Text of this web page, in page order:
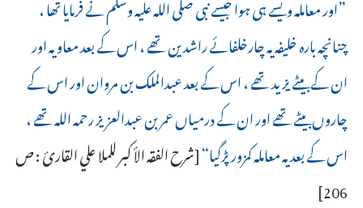
چنانچہ بارہ خلیفہ یہ چارخلفائے راشدین تھے ، اس کے بعد معاویہ اور
ان کے بیٹے یزید تھے ، اس کے بعد عبدالملک بن مروان اور اس کے
چاروں بیٹے تھے اور ان کے درمیاں عمر بن عبدالعزیز رحمہ اللہ تھے ،
اس کے بعد یہ معاملہ کمزور پڑگیا“[شرح الفقه الأكبر للملا علي القارئ : ص
206]